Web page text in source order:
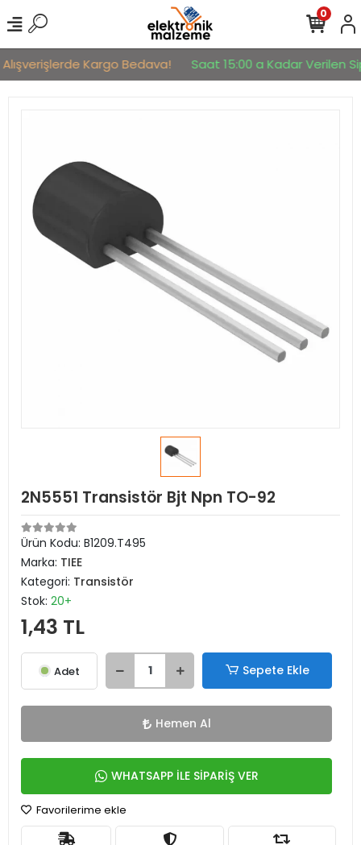
Kargo Bedava! Saat 15:00 a Kadar Verilen
0
2N5551 Transistör Bjt Npn TO-92
Ürün Kodu: B1209.T495
Marka: TIEE
Kategori: Transistör
Stok: 20+
1,43 TL
Adet Sepete Ekle
Hemen Al
WHATSAPP İLE SİPARİŞ VER
Favorilerime ekle